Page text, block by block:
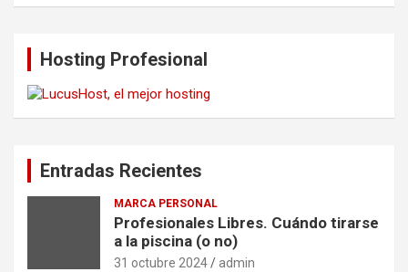
Hosting Profesional
Entradas Recientes
MARCA PERSONAL
Profesionales Libres. Cuándo tirarse
a la piscina (o no)
31 octubre 2024 admin